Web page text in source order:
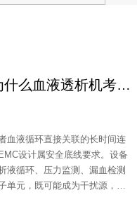
血液透析机,为什么血液透析机考虑EMC电磁兼容？
血液循环直接关联的长时间连
设计属安全底线要求。设备
液循环、压力监测、漏血检测
单元，既可能成为干扰源，也